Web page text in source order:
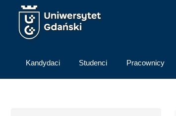
Przejdź do treści
Kandydaci Studenci Pracownicy